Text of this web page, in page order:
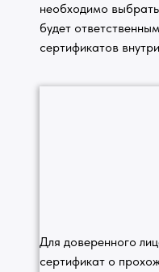
необходимо
будет
сертификатов
Для доверенного
сертификат о